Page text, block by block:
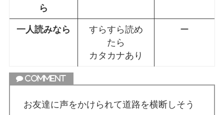
ら
一人読みなら
すらすら読め
たら
カタカナあり
ー
お友達に声をかけられて道路を横断しそう